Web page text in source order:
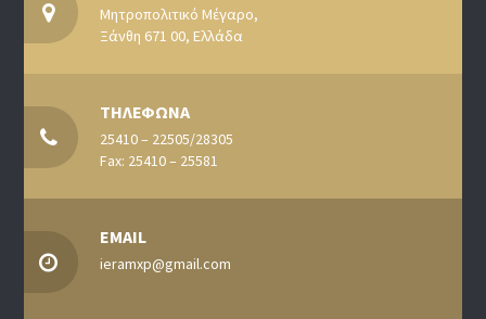
Μητροπολιτικό Μέγαρο,
Ξάνθη 671 00, Ελλάδα
ΤΗΛΕΦΩΝΑ
25410 – 22505/28305
Fax: 25410 – 25581
EMAIL
ieramxp@gmail.com